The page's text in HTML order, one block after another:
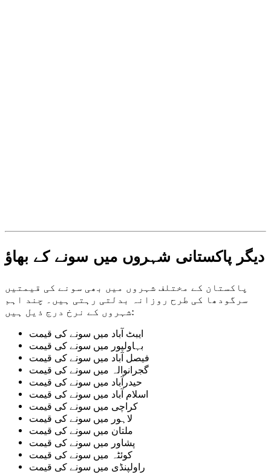
دیگر پاکستانی شہروں میں سونے کے بھاؤ
پاکستان کے مختلف شہروں میں بھی سونے کی قیمتیں
سرگودھا کی طرح روزانہ بدلتی رہتی ہیں۔ چند اہم
شہروں کے نرخ درج ذیل ہیں:
ایبٹ آباد میں سونے کی قیمت
بہاولپور میں سونے کی قیمت
فیصل آباد میں سونے کی قیمت
گجرانوالہ میں سونے کی قیمت
حیدرآباد میں سونے کی قیمت
اسلام آباد میں سونے کی قیمت
کراچی میں سونے کی قیمت
لاہور میں سونے کی قیمت
ملتان میں سونے کی قیمت
پشاور میں سونے کی قیمت
کوئٹہ میں سونے کی قیمت
راولپنڈی میں سونے کی قیمت